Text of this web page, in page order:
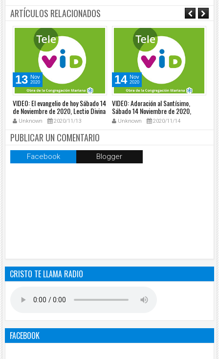
ARTÍCULOS RELACIONADOS
13 Nov
2020
VIDEO: El evangelio de hoy Sábado 14
de Noviembre de 2020, Lectio Divina
📖 - Tele VID
Unknown 2020/11/13
14 Nov
2020
VIDEO: Adoración al Santísimo,
Sábado 14 Noviembre de 2020,
Padre Osvaldo Ochoa - Tele VID
Unknown 2020/11/14
PUBLICAR UN COMENTARIO
Facebook Blogger
CRISTO TE LLAMA RADIO
FACEBOOK